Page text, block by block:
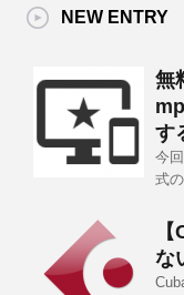
NEW ENTRY
無
す
今
式
な